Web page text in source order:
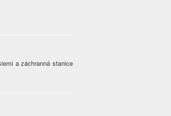
a záchranná stanice